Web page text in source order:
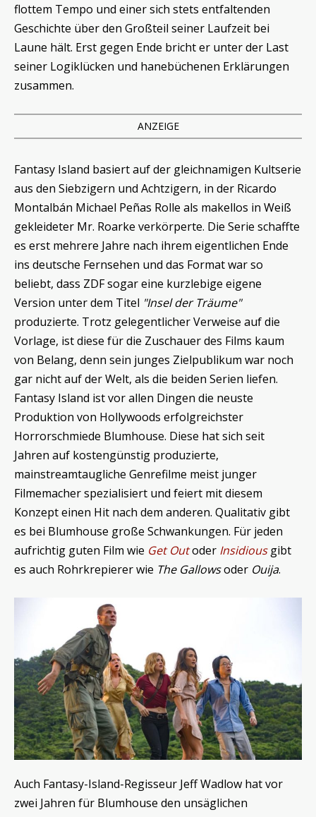
flottem Tempo und einer sich stets entfaltenden
Geschichte über den Großteil seiner Laufzeit bei
Laune hält. Erst gegen Ende bricht er unter der Last
seiner Logiklücken und hanebüchenen Erklärungen
zusammen.
ANZEIGE
Fantasy Island basiert auf der gleichnamigen Kultserie
aus den Siebzigern und Achtzigern, in der Ricardo
Montalbán Michael Peñas Rolle als makellos in Weiß
gekleideter Mr. Roarke verkörperte. Die Serie schaffte
es erst mehrere Jahre nach ihrem eigentlichen Ende
ins deutsche Fernsehen und das Format war so
beliebt, dass ZDF sogar eine kurzlebige eigene
Version unter dem Titel "Insel der Träume"
produzierte. Trotz gelegentlicher Verweise auf die
Vorlage, ist diese für die Zuschauer des Films kaum
von Belang, denn sein junges Zielpublikum war noch
gar nicht auf der Welt, als die beiden Serien liefen.
Fantasy Island ist vor allen Dingen die neuste
Produktion von Hollywoods erfolgreichster
Horrorschmiede Blumhouse. Diese hat sich seit
Jahren auf kostengünstig produzierte,
mainstreamtaugliche Genrefilme meist junger
Filmemacher spezialisiert und feiert mit diesem
Konzept einen Hit nach dem anderen. Qualitativ gibt
es bei Blumhouse große Schwankungen. Für jeden
aufrichtig guten Film wie Get Outoder Insidiousgibt
es auch Rohrkrepierer wie The Gallowsoder Ouija.
Auch Fantasy-Island-Regisseur Jeff Wadlow hat vor
zwei Jahren für Blumhouse den unsäglichen